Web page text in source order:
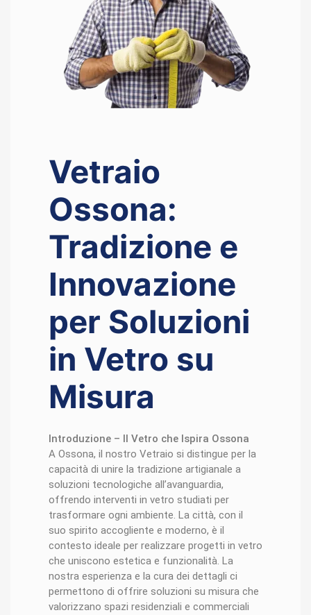
Vetraio
Ossona:
Tradizione e
Innovazione
per Soluzioni
in Vetro su
Misura
Introduzione – Il Vetro che Ispira Ossona
A Ossona, il nostro Vetraio si distingue per la
capacità di unire la tradizione artigianale a
soluzioni tecnologiche all’avanguardia,
offrendo interventi in vetro studiati per
trasformare ogni ambiente. La città, con il
suo spirito accogliente e moderno, è il
contesto ideale per realizzare progetti in vetro
che uniscono estetica e funzionalità. La
nostra esperienza e la cura dei dettagli ci
permettono di offrire soluzioni su misura che
valorizzano spazi residenziali e commerciali